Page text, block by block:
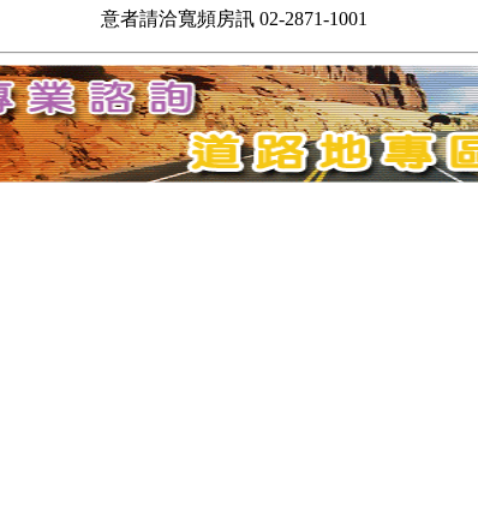
意者請洽寬頻房訊 02-2871-1001